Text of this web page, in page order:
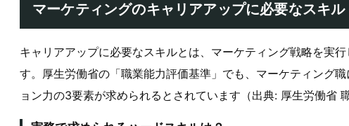
マーケティングのキャリアアップに必要なスキル
キャリアアップに必要なスキルとは、マーケティング戦略を実
す。厚生労働省の「職業能力評価基準」でも、マーケティング
ョン力の3要素が求められるとされています（出典: 厚生労働省